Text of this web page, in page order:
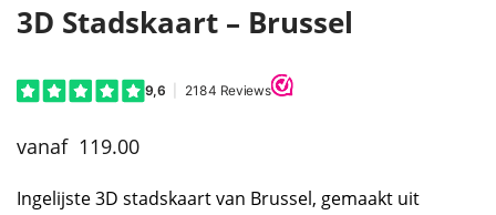
3D Stadskaart – Brussel
119.00
Ingelijste 3D stadskaart van Brussel, gemaakt uit